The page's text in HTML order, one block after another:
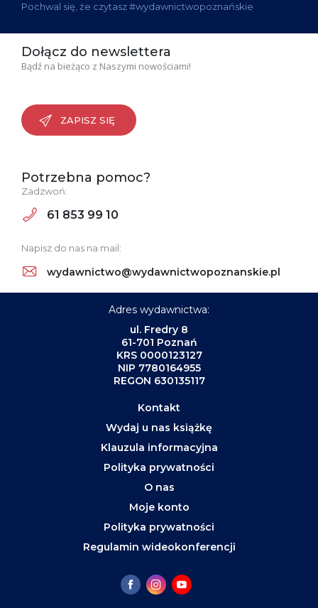
Pochwal się, że czytasz #wydawnictwopoznańskie
Dołącz do newslettera
Bądź na bieżąco z Naszymi nowościami!
ZAPISZ SIĘ
Potrzebna pomoc?
Zadzwoń:
61 853 99 10
Napisz do nas na mail:
wydawnictwo@wydawnictwopoznanskie.pl
Adres wydawnictwa:
ul. Fredry 8
61-701 Poznań
KRS 0000123127
NIP 7780164955
REGON 630135117
Kontakt
Wydaj u nas książkę
Klauzula informacyjna
Polityka prywatności
O nas
Moje konto
Polityka prywatności
Regulamin wideokonferencji